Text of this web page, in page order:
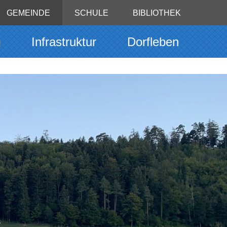
GEMEINDE SCHULE BIBLIOTHEK
Infrastruktur Dorfleben